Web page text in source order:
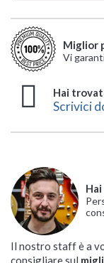
Miglior
Vi
Hai
Scrivici
Il nostro staff è a
consigliare sul